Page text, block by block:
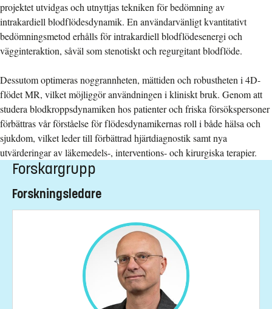
projektet utvidgas och utnyttjas tekniken för bedömning av
intrakardiell blodflödesdynamik. En användarvänligt kvantitativt
bedömningsmetod erhålls för intrakardiell blodflödesenergi och
vägginteraktion, såväl som stenotiskt och regurgitant blodflöde.
Dessutom optimeras noggrannheten, mättiden och robustheten i 4D-
flödet MR, vilket möjliggör användningen i kliniskt bruk. Genom att
studera blodkroppsdynamiken hos patienter och friska försökspersoner
förbättras vår förståelse för flödesdynamikernas roll i både hälsa och
sjukdom, vilket leder till förbättrad hjärtdiagnostik samt nya
utvärderingar av läkemedels-, interventions- och kirurgiska terapier.
Forskargrupp
Forskningsledare